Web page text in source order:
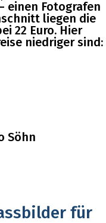
einen Fotografen
liegen die
22 Euro. Hier
niedriger sind:
Söhn
für